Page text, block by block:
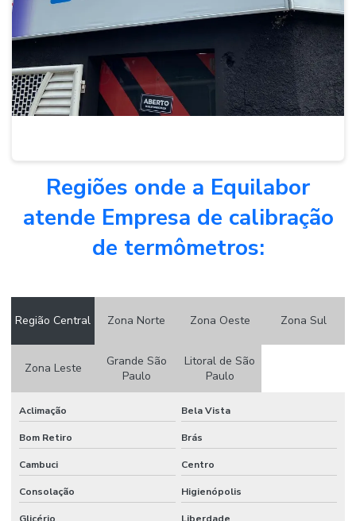
Manutenção de balanças eletrônicas
Manutenção de balanças industriais
Manutenção de balanças sp
Manutenção preventiva de balanças
Phmetro comprar
Serviço de calibração de balança
Serviço de calibração de termômetro digital
Regiões onde a Equilabor
atende Empresa de calibração
de termômetros:
Região Central Zona Norte Zona Oeste Zona Sul
Zona Leste
Grande São
Paulo
Litoral de São
Paulo
Aclimação Bela Vista
Bom Retiro Brás
Cambuci Centro
Consolação Higienópolis
Glicério Liberdade